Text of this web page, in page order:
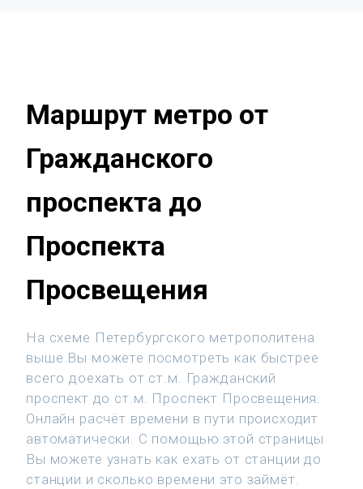
Маршрут метро от
Гражданского
проспекта до
Проспекта
Просвещения
На схеме Петербургского метрополитена
выше Вы можете посмотреть как быстрее
всего доехать от ст.м. Гражданский
проспект до ст.м. Проспект Просвещения.
Онлайн расчёт времени в пути происходит
автоматически. С помощью этой страницы
Вы можете узнать как ехать от станции до
станции и сколько времени это займёт.